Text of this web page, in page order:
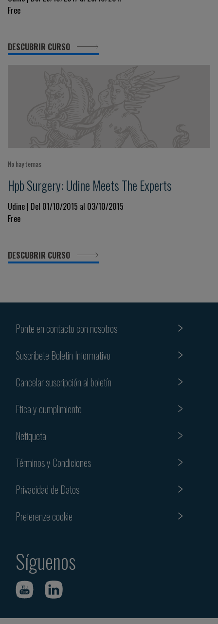
Free
DESCUBRIR CURSO
No hay temas
Hpb Surgery: Udine Meets The Experts
Udine | Del 01/10/2015 al 03/10/2015
Free
DESCUBRIR CURSO
Ponte en contacto con nosotros
Suscribete Boletin Informativo
Cancelar suscripción al boletín
Etica y cumplimiento
Netiqueta
Términos y Condiciones
Privacidad de Datos
Preferenze cookie
Síguenos